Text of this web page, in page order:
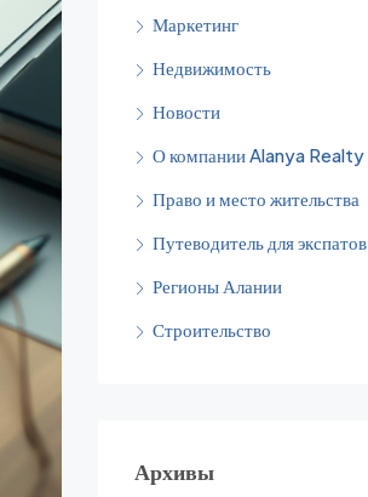
Маркетинг
Недвижимость
Новости
О компании Alanya Realty
Право и место жительства
Путеводитель для экспатов
Регионы Алании
Строительство
Архивы